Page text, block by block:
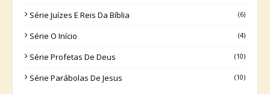
Série Juízes E Reis Da Bíblia (6)
Série O Início (4)
Série Profetas De Deus (10)
Série Parábolas De Jesus (10)